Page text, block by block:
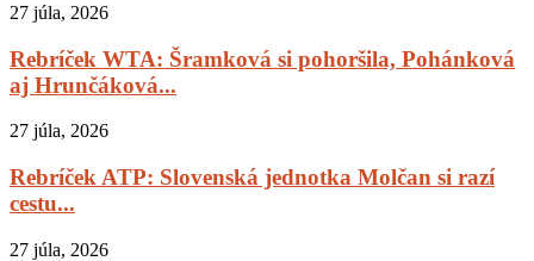
27 júla, 2026
Rebríček WTA: Šramková si pohoršila, Pohánková
aj Hrunčáková...
27 júla, 2026
Rebríček ATP: Slovenská jednotka Molčan si razí
cestu...
27 júla, 2026